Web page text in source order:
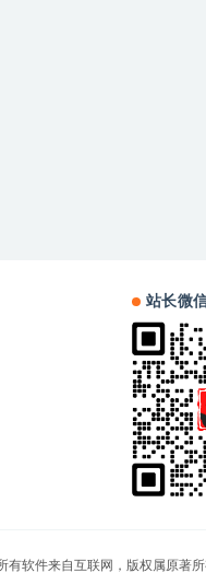
站长微
软件来自互联网，版权属原著